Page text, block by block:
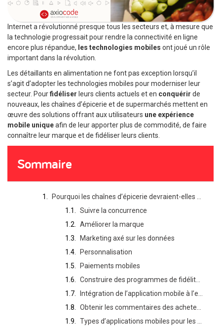
Internet a révolutionné presque tous les secteurs et, à mesure que
la technologie progressait pour rendre la connectivité en ligne
encore plus répandue, les technologies mobiles ont joué un rôle
important dans la révolution.
Les détaillants en alimentation ne font pas exception lorsqu’il
s’agit d’adopter les technologies mobiles pour moderniser leur
secteur. Pourfidéliser leurs clients actuels et en conquérir de
nouveaux, les chaînes d’épicerie et de supermarchés mettent en
œuvre des solutions offrant aux utilisateurs une expérience
mobile uniqueafin de leur apporter plus de commodité, de faire
connaître leur marque et de fidéliser leurs clients.
Sommaire
Suivre la concurrence
Améliorer la marque
Marketing axé sur les données
Personnalisation
Paiements mobiles